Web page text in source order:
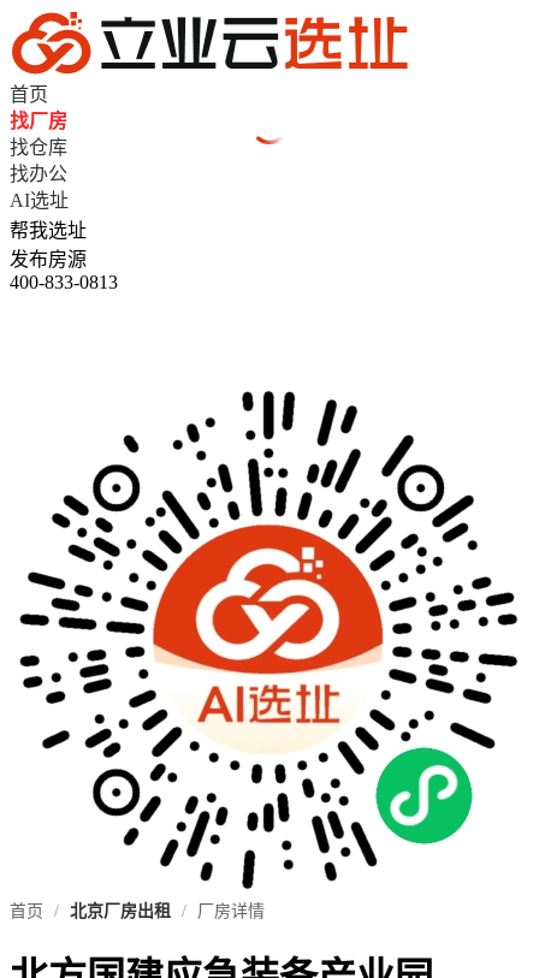
首页
找厂房
找仓库
找办公
AI选址
帮我选址
发布房源
400-833-0813
首页 / 北京厂房出租 / 厂房详情